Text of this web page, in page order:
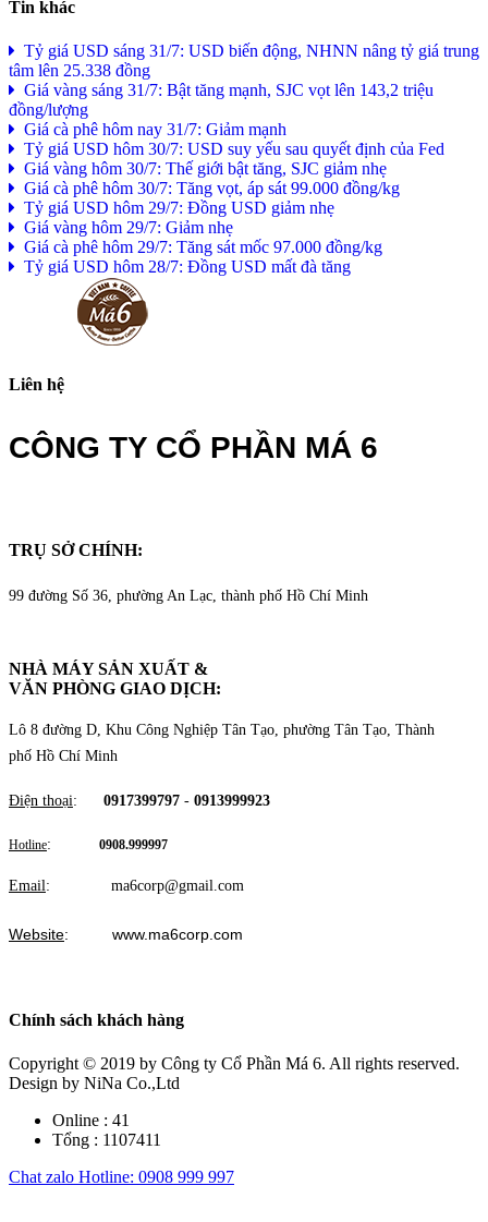
Tin khác
Tỷ giá USD sáng 31/7: USD biến động, NHNN nâng tỷ giá trung
tâm lên 25.338 đồng
Giá vàng sáng 31/7: Bật tăng mạnh, SJC vọt lên 143,2 triệu
đồng/lượng
Giá cà phê hôm nay 31/7: Giảm mạnh
Tỷ giá USD hôm 30/7: USD suy yếu sau quyết định của Fed
Giá vàng hôm 30/7: Thế giới bật tăng, SJC giảm nhẹ
Giá cà phê hôm 30/7: Tăng vọt, áp sát 99.000 đồng/kg
Tỷ giá USD hôm 29/7: Đồng USD giảm nhẹ
Giá vàng hôm 29/7: Giảm nhẹ
Giá cà phê hôm 29/7: Tăng sát mốc 97.000 đồng/kg
Tỷ giá USD hôm 28/7: Đồng USD mất đà tăng
Liên hệ
CÔNG TY CỔ PHẦN MÁ 6
TRỤ SỞ CHÍNH:
99 đường Số 36, phường An Lạc, thành phố Hồ Chí Minh
NHÀ MÁY SẢN XUẤT &
VĂN PHÒNG GIAO DỊCH:
Lô 8 đường D, Khu Công Nghiệp Tân Tạo, phường Tân Tạo, Thành
phố Hồ Chí Minh
Điện thoại: 0917399797 - 0913999923
Hotline: 0908.999997
Email: ma6corp@gmail.com
Website: www.ma6corp.com
Chính sách khách hàng
Copyright © 2019 by Công ty Cổ Phần Má 6. All rights reserved.
Design by NiNa Co.,Ltd
Online : 41
Tổng : 1107411
Chat zalo Hotline: 0908 999 997